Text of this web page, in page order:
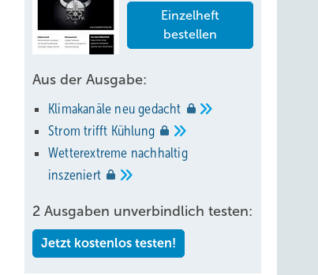
Einzelheft
bestellen
Aus der Ausgabe:
Klimakanäle neugedacht
Strom trifft Kühlung
Wetterextreme nachhaltig
inszeniert
2 Ausgaben unverbindlich testen:
Jetzt kostenlos testen!